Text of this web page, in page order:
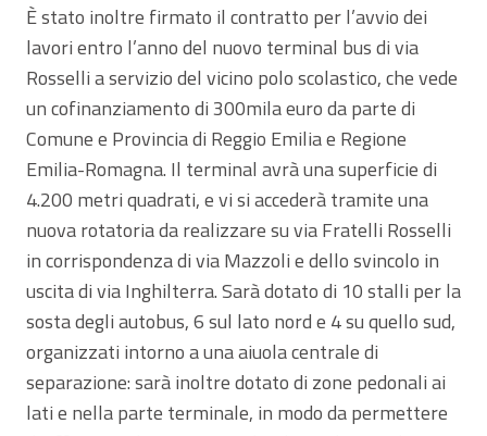
È stato inoltre firmato il contratto per l’avvio dei
lavori entro l’anno del nuovo terminal bus di via
Rosselli a servizio del vicino polo scolastico, che vede
un cofinanziamento di 300mila euro da parte di
Comune e Provincia di Reggio Emilia e Regione
Emilia-Romagna. Il terminal avrà una superficie di
4.200 metri quadrati, e vi si accederà tramite una
nuova rotatoria da realizzare su via Fratelli Rosselli
in corrispondenza di via Mazzoli e dello svincolo in
uscita di via Inghilterra. Sarà dotato di 10 stalli per la
sosta degli autobus, 6 sul lato nord e 4 su quello sud,
organizzati intorno a una aiuola centrale di
separazione: sarà inoltre dotato di zone pedonali ai
lati e nella parte terminale, in modo da permettere